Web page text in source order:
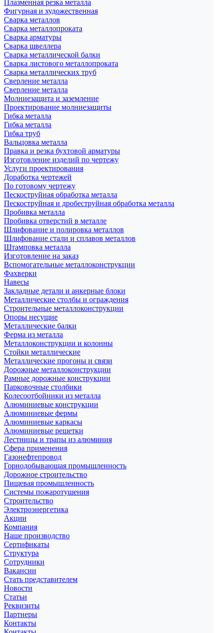
Плазменная резка металла
Фигурная и художественная
Сварка металлов
Сварка металлопроката
Сварка арматуры
Сварка швеллера
Сварка металлической балки
Сварка листового металлопроката
Сварка металлических труб
Сверление металла
Сверление металла
Молниезащита и заземление
Проектирование молниезащиты
Гибка металла
Гибка металла
Гибка труб
Вальцовка металла
Правка и резка бухтовой арматуры
Изготовление изделий по чертежу
Услуги проектирования
Доработка чертежей
По готовому чертежу
Пескоструйная обработка металла
Пескоструйная и дробеструйная обработка металла
Пробивка металла
Пробивка отверстий в металле
Шлифование и полировка металлов
Шлифование стали и сплавов металлов
Штамповка металла
Изготовление на заказ
Вспомогательные металлоконструкции
Фахверки
Навесы
Закладные детали и анкерные блоки
Металлические столбы и ограждения
Строительные металлоконструкции
Опоры несущие
Металлические балки
Ферма из металла
Металлоконструкции и колонны
Стойки металлические
Металлические прогоны и связи
Дорожные металлоконструкции
Рамные дорожные конструкции
Парковочные столбики
Колесоотбойники из металла
Алюминиевые конструкции
Алюминиевые фермы
Алюминиевые каркасы
Алюминиевые решетки
Лестницы и трапы из алюминия
Сфера применения
Газонефтепровод
Горнодобывающая промышленность
Дорожное строительство
Пищевая промышленность
Системы пожаротушения
Строительство
Электроэнергетика
Акции
Компания
Наше производство
Сертификаты
Структура
Сотрудники
Вакансии
Стать представителем
Новости
Статьи
Реквизиты
Партнеры
Контакты